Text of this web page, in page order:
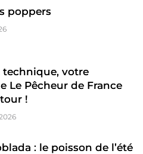
poppers
technique, votre
Le Pêcheur de France
!
: le poisson de l’été